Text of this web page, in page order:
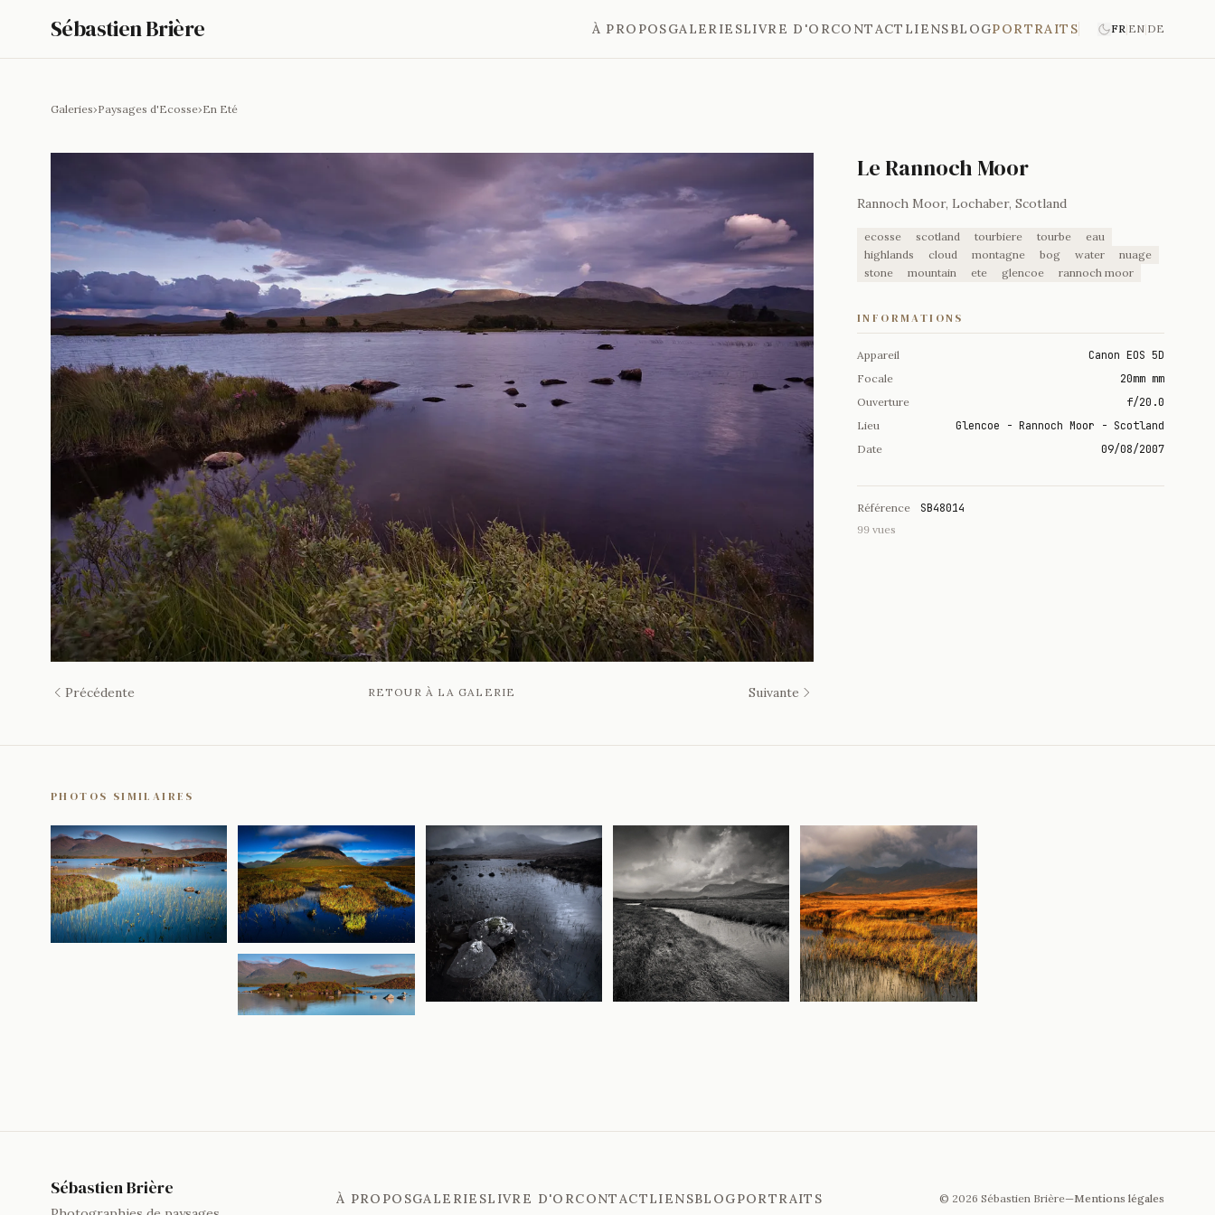
Sébastien Brière À PROPOSGALERIESLIVRE D'ORCONTACT LIENSBLOGPORTRAITS FR|EN|DE
Galeries›Paysages d'Ecosse›En Eté
Précédente RETOUR À LA GALERIE Suivante
Le Rannoch Moor
Rannoch Moor, Lochaber, Scotland
ecosse scotland tourbiere tourbe
eau
highlands
cloud montagne bog water
nuage
stone
mountain ete glencoe rannoch moor
INFORMATIONS
Appareil Canon EOS 5D
Focale 20mm mm
Ouverture f/20.0
Lieu Glencoe - Rannoch Moor - Scotland
Date 09/08/2007
Référence SB48014
99 vues
PHOTOS SIMILAIRES
Sébastien Brière À PROPOSGALERIESLIVRE D'ORCONTACTLIENSBLOGPORTRAITS © 2026 Sébastien Brière—Mentions légales